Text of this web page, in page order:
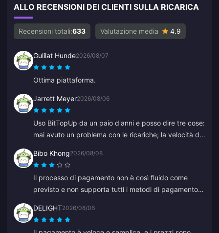
ALLO RECENSIONI DEI CLIENTI SULLA RICARICA
Recensioni totali:633 Valutazione media 4.9
Gulilat Hunde2026/08/07
Ottima piattaforma.
Jarrett Meyer2026/08/06
Uso BitTopUp da un paio d'anni e posso dire tre cose:
mai avuto un problema con le ricariche; la velocità di
incredibilmente semplice, un paio di clic e sei a posto.
Ti semplifica la vita.
Bibo Khong2026/08/08
Il processo di pagamento non è così fluido come
previsto e non supporta tutti i metodi di pagamento
durante la ricarica e il servizio clienti è lento a
rispondere. Inoltre, non è chiaro quando i pagamenti
DELIGHT2026/08/06